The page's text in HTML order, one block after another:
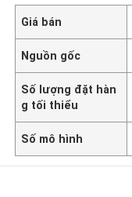
Giá bán
Nguồn gốc
Số lượng đặt hàn
g tối thiểu
Số mô hình